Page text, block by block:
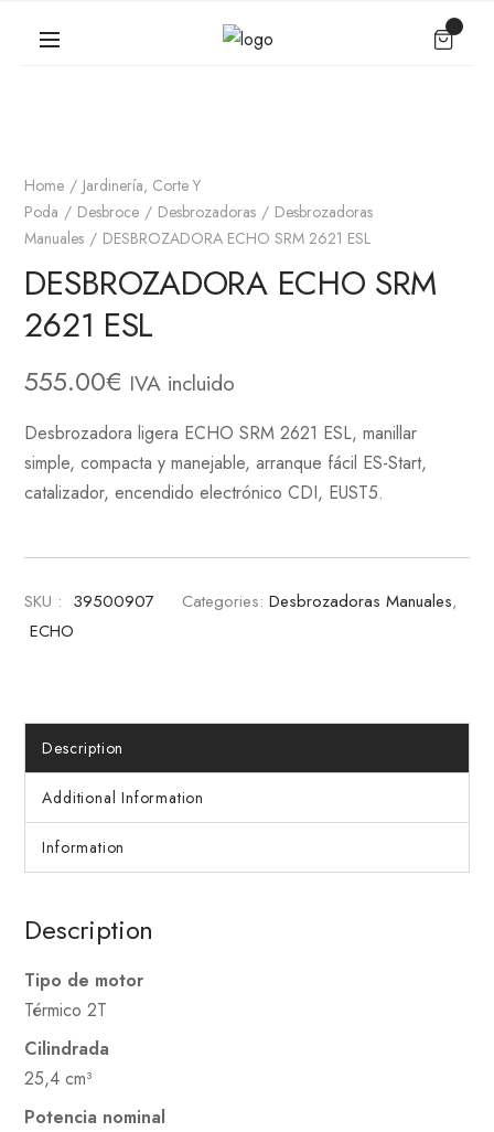
Home
Jardinería, Corte Y
Poda
Desbroce Desbrozadoras
Desbrozadoras
Manuales
DESBROZADORA ECHO SRM 2621 ESL
DESBROZADORA ECHO SRM
2621 ESL
555.00€ IVA incluido
Desbrozadora ligera ECHO SRM 2621 ESL, manillar
simple, compacta y manejable, arranque fácil ES-Start,
catalizador, encendido electrónico CDI, EUST5.
SKU : 39500907 Categories: Desbrozadoras Manuales,
ECHO
Description
Additional Information
Information
Description
Tipo de motor
Térmico 2T
Cilindrada
25,4 cm³
Potencia nominal